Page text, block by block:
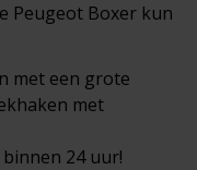
Peugeot Boxer kun
met een grote
met
24 uur!